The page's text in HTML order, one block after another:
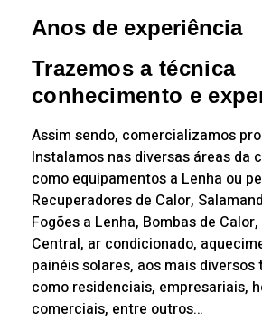
Anos de experiência
Trazemos a técnica
conhecimento e
Assim sendo, comercializamos
Instalamos nas diversas áreas da
como equipamentos a Lenha ou
Recuperadores de Calor,
Fogões a Lenha, Bombas de
Central, ar condicionado,
painéis solares, aos mais
como residenciais, empresariais,
comerciais, entre outros…